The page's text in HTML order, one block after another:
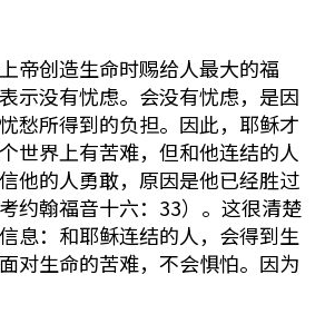
帝创造生命时赐给人最大的福
示没有忧虑。会没有忧虑，是因
愁所得到的负担。因此，耶稣才
世界上有苦难，但和他连结的人
他的人勇敢，原因是他已经胜过
约翰福音十六：33）。这很清楚
息：和耶稣连结的人，会得到生
对生命的苦难，不会惧怕。因为